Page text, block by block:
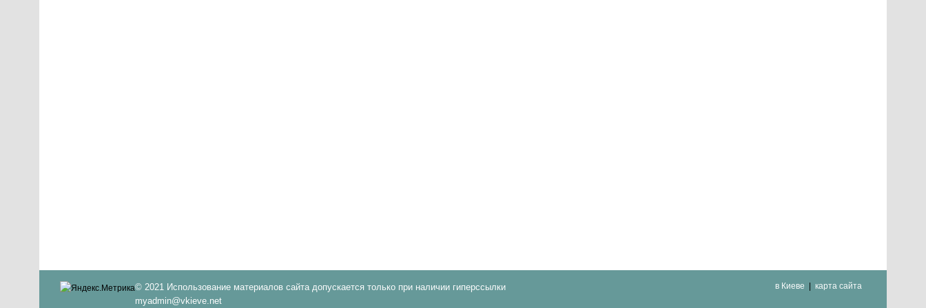
в Киеве карта сайта
© 2021 Использование материалов сайта допускается только при наличии гиперссылки
myadmin@vkieve.net